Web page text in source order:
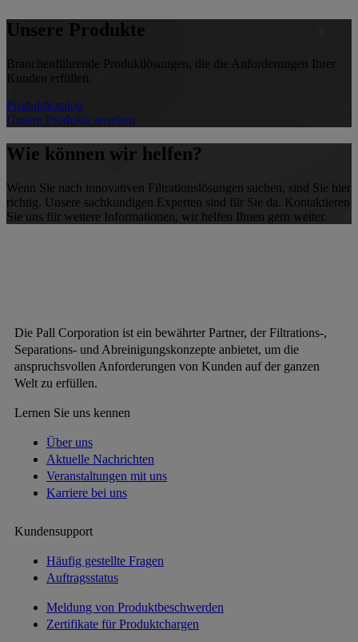
Unsere Produkte
Branchenführende Produktlösungen, die die Anforderungen Ihrer
Kunden erfüllen.
Produktkatalog
Unsere Produkte ansehen
Wie können wir helfen?
Wenn Sie nach innovativen Filtrationslösungen suchen, sind Sie hier
richtig. Unsere sachkundigen Experten sind für Sie da. Kontaktieren
Sie uns für weitere Informationen, wir helfen Ihnen gern weiter.
Die Pall Corporation ist ein bewährter Partner, der Filtrations-,
Separations- und Abreinigungskonzepte anbietet, um die
anspruchsvollen Anforderungen von Kunden auf der ganzen
Welt zu erfüllen.
Lernen Sie uns kennen
Über uns
Aktuelle Nachrichten
Veranstaltungen mit uns
Karriere bei uns
Kundensupport
Häufig gestellte Fragen
Auftragsstatus
Meldung von Produktbeschwerden
Zertifikate für Produktchargen